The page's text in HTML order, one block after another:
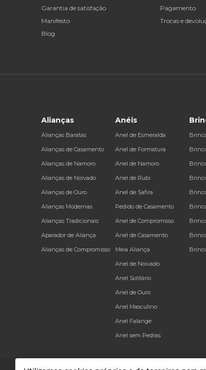
Garantia de satisfação
Manifesto
Blog
Pagamento
Trocas e
Alianças
Alianças Baratas
Alianças de Casamento
Alianças de Namoro
Alianças de Noivado
Alianças de Ouro
Alianças Modernas
Alianças Tradicionais
Aparador de Aliança
Alianças de Compromisso
Anéis
Anel de Esmeralda
Anel de Formatura
Anel de Namoro
Anel de Rubi
Anel de Safira
Pedido de Casamento
Anel de Compromisso
Anel de Casamento
Meia Aliança
Anel de Noivado
Anel Solitário
Anel de Ouro
Anel Masculino
Anel Falange
Anel sem Pedras